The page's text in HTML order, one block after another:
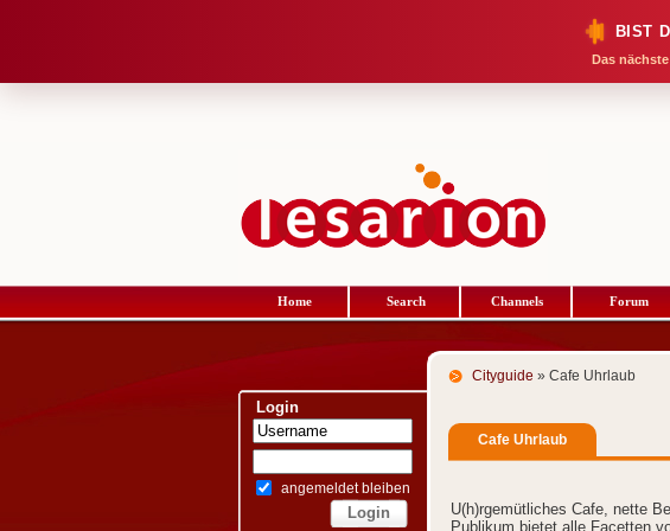
BIST
Das
Home Search Channels Forum
Login
angemeldet bleiben
Cityguide » Cafe Uhrlaub
Cafe Uhrlaub
U(h)rgemütliches Cafe, nette
Publikum bietet alle Facetten